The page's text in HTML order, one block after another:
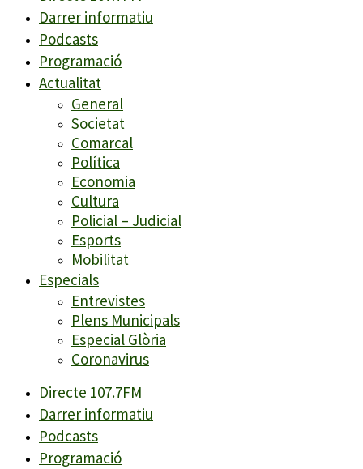
Darrer informatiu
Podcasts
Programació
Actualitat
General
Societat
Comarcal
Política
Economia
Cultura
Policial – Judicial
Esports
Mobilitat
Especials
Entrevistes
Plens Municipals
Especial Glòria
Coronavirus
Directe 107.7FM
Darrer informatiu
Podcasts
Programació